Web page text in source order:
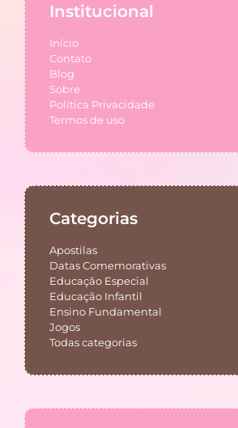
Institucional
Início
Contato
Blog
Sobre
Política Privacidade
Termos de uso
Categorias
Apostilas
Datas Comemorativas
Educação Especial
Educação Infantil
Ensino Fundamental
Jogos
Todas categorias